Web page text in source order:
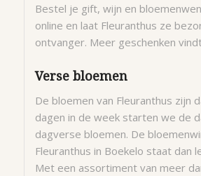
Bestel je gift, wijn en
online en laat Fleuranthus ze
ontvanger. Meer geschenken
Verse bloemen
De bloemen van Fleuranthus zijn
dagen in de week starten we de
dagverse bloemen. De
Fleuranthus in Boekelo staat dan
Met een assortiment van meer